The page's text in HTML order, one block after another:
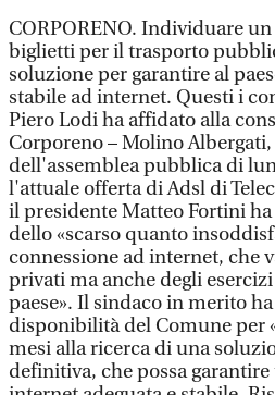
CORPORENO. Individuare
biglietti per il trasporto
soluzione per garantire al
stabile ad internet. Questi i
Piero Lodi ha affidato alla
Corporeno – Molino
dell'assemblea pubblica di
l'attuale offerta di Adsl di
il presidente Matteo Fortini
dello «scarso quanto
connessione ad internet, che
privati ma anche degli
paese». Il sindaco in merito
disponibilità del Comune per
mesi alla ricerca di una
definitiva, che possa